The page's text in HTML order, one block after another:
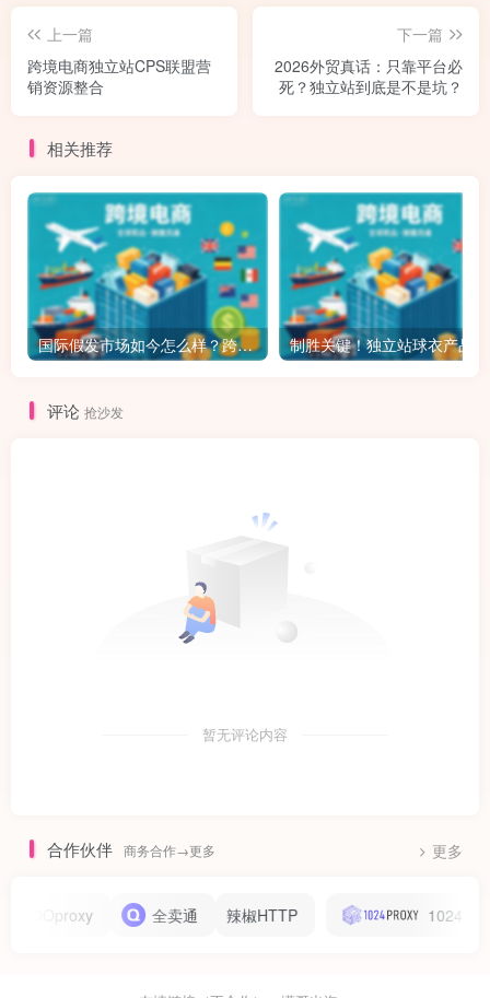
上一篇
跨境电商独立站CPS联盟营
销资源整合
下一篇
2026外贸真话：只靠平台必
死？独立站到底是不是坑？
相关推荐
国际假发市场如今怎么样？跨境独立站如何做假发？
评论 抢沙发
暂无评论内容
合作伙伴 商务合作→更多 更多
全卖通 辣椒HTTP 1024proxy